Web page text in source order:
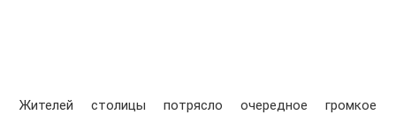
Жителей столицы потрясло очередное громкое